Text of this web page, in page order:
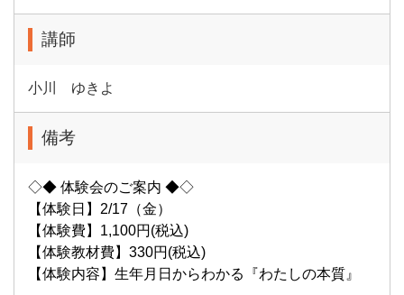
講師
小川 ゆきよ
備考
◇◆ 体験会のご案内 ◆◇
【体験日】2/17（金）
【体験費】1,100円(税込)
【体験教材費】330円(税込)
【体験内容】生年月日からわかる『わたしの本質』